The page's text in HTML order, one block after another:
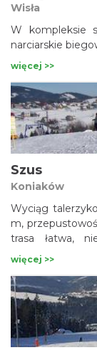
Wisła
W kompleksie
narciarskie
więcej >>
Szus
Koniaków
Wyciąg
m,
trasa łatwa,
sprzętu
więcej >>